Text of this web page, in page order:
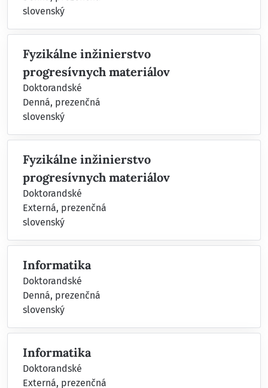
slovenský
Fyzikálne inžinierstvo
progresívnych materiálov
Doktorandské
Denná, prezenčná
slovenský
Fyzikálne inžinierstvo
progresívnych materiálov
Doktorandské
Externá, prezenčná
slovenský
Informatika
Doktorandské
Denná, prezenčná
slovenský
Informatika
Doktorandské
Externá, prezenčná